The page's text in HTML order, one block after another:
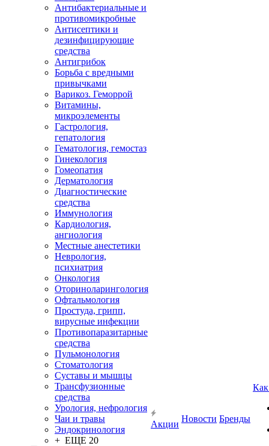
Антибактериальные и
противомикробные
Антисептики и
дезинфицирующие
средства
Антигрибок
Борьба с вредными
привычками
Варикоз. Геморрой
Витамины,
микроэлементы
Гастрология,
гепатология
Гематология, гемостаз
Гинекология
Гомеопатия
Дерматология
Диагностические
средства
Иммунология
Кардиология,
ангиология
Местные анестетики
Неврология,
психиатрия
Онкология
Оториноларингология
Офтальмология
Простуда, грипп,
вирусные инфекции
Противопаразитарные
средства
Пульмонология
Стоматология
Суставы и мышцы
Трансфузионные
средства
Урология, нефрология
Чаи и травы
Эндокринология
+ ЕЩЕ 20
Акции
Новости Бренды